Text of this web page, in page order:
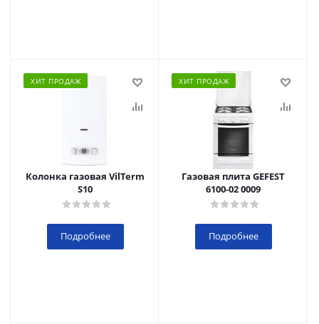
ХИТ ПРОДАЖ
Колонка газовая VilTerm
S10
Подробнее
ХИТ ПРОДАЖ
Газовая плита GEFEST
6100-02 0009
Подробнее